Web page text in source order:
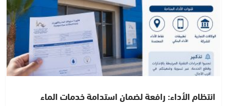
انتظام الأداء: رافعة لضمان استدامة خدمات الماء